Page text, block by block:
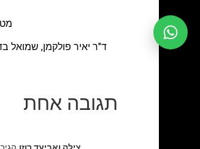
ד"ר יאיר פולקמן, שמואל
תגובה אחת
צילה ואביעד רוזן